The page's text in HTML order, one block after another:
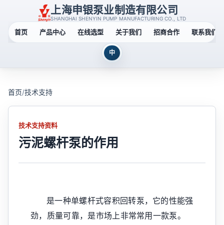
上海申银泵业制造有限公司
SHANGHAI SHENYIN PUMP MANUFACTURING CO., LTD
首页 产品中心 在线选型 关于我们 招商合作 联系我们
中
首页/技术支持
技术支持资料
污泥螺杆泵的作用
是一种单螺杆式容积回转泵，它的性能强
劲，质量可靠，是市场上非常常用一款泵。